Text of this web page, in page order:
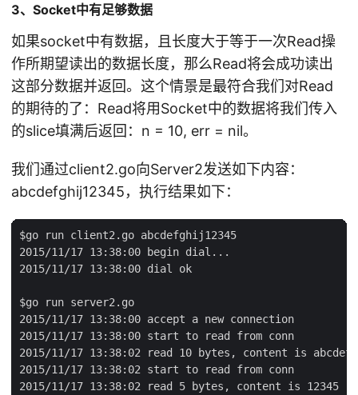
3、Socket中有足够数据
如果socket中有数据，且长度大于等于一次Read操
作所期望读出的数据长度，那么Read将会成功读出
这部分数据并返回。这个情景是最符合我们对Read
的期待的了：Read将用Socket中的数据将我们传入
的slice填满后返回：n = 10, err = nil。
我们通过client2.go向Server2发送如下内容：
abcdefghij12345，执行结果如下：
$go run client2.go abcdefghij12345
2015/11/17 13:38:00 begin dial...
2015/11/17 13:38:00 dial ok
$go run server2.go
2015/11/17 13:38:00 accept a new connection
2015/11/17 13:38:00 start to read from conn
2015/11/17 13:38:02 read 10 bytes, content is
2015/11/17 13:38:02 start to read from conn